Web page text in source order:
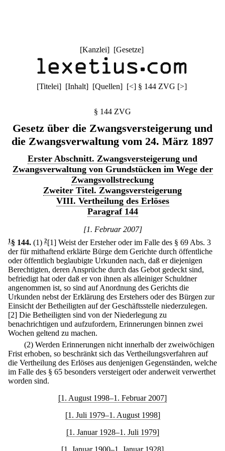
[Kanzlei] [Gesetze]
[Titelei] [Inhalt] [Quellen] [<] § 144 ZVG [>]
§ 144 ZVG
Gesetz über die Zwangsversteigerung und
die Zwangsverwaltung vom 24. März 1897
Erster Abschnitt. Zwangsversteigerung und
Zwangsverwaltung von Grundstücken im Wege der
Zwangsvollstreckung
Zweiter Titel. Zwangsversteigerung
VIII. Vertheilung des Erlöses
Paragraf 144
[1. Februar 2007]
1 § 144. (1) 2[1] Weist der Ersteher oder im Falle des § 69 Abs. 3
der für mithaftend erklärte Bürge dem Gerichte durch öffentliche
oder öffentlich beglaubigte Urkunden nach, daß er diejenigen
Berechtigten, deren Ansprüche durch das Gebot gedeckt sind,
befriedigt hat oder daß er von ihnen als alleiniger Schuldner
angenommen ist, so sind auf Anordnung des Gerichts die
Urkunden nebst der Erklärung des Erstehers oder des Bürgen zur
Einsicht der Betheiligten auf der Geschäftsstelle niederzulegen.
[2] Die Betheiligten sind von der Niederlegung zu
benachrichtigen und aufzufordern, Erinnerungen binnen zwei
Wochen geltend zu machen.
(2) Werden Erinnerungen nicht innerhalb der zweiwöchigen
Frist erhoben, so beschränkt sich das Vertheilungsverfahren auf
die Vertheilung des Erlöses aus denjenigen Gegenständen, welche
im Falle des § 65 besonders versteigert oder anderweit verwerthet
worden sind.
[1. August 1998–1. Februar 2007]
[1. Juli 1979–1. August 1998]
[1. Januar 1928–1. Juli 1979]